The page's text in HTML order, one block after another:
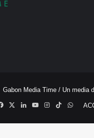
Gabon Media Time / Un media
Facebook
X LinkedinYouTubeInstagram
TikTok